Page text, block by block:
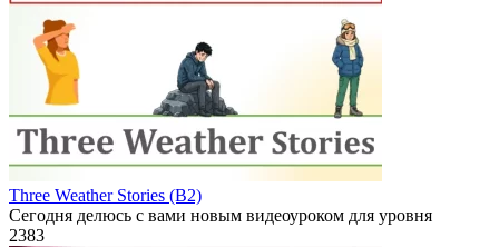
Three Weather Stories (B2)
Сегодня делюсь с вами новым видеоуроком для уровня
2383